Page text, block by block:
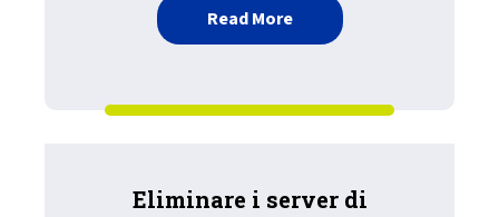
Read Moreabout Integrazione con
Eliminare i server di